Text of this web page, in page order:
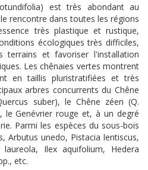
est très abondant au
rencontre dans toutes les régions
très plastique et rustique,
écologiques très difficiles,
et favoriser l'installation
Les chênaies vertes montrent
en taillis pluristratifiées et très
arbres concurrents du Chêne
suber), le Chêne zéen (Q.
le Genévrier rouge et, à un degré
Parmi les espèces du sous-bois
Arbutus unedo, Pistacia lentiscus,
laureola, Ilex aquifolium, Hedera
etc.